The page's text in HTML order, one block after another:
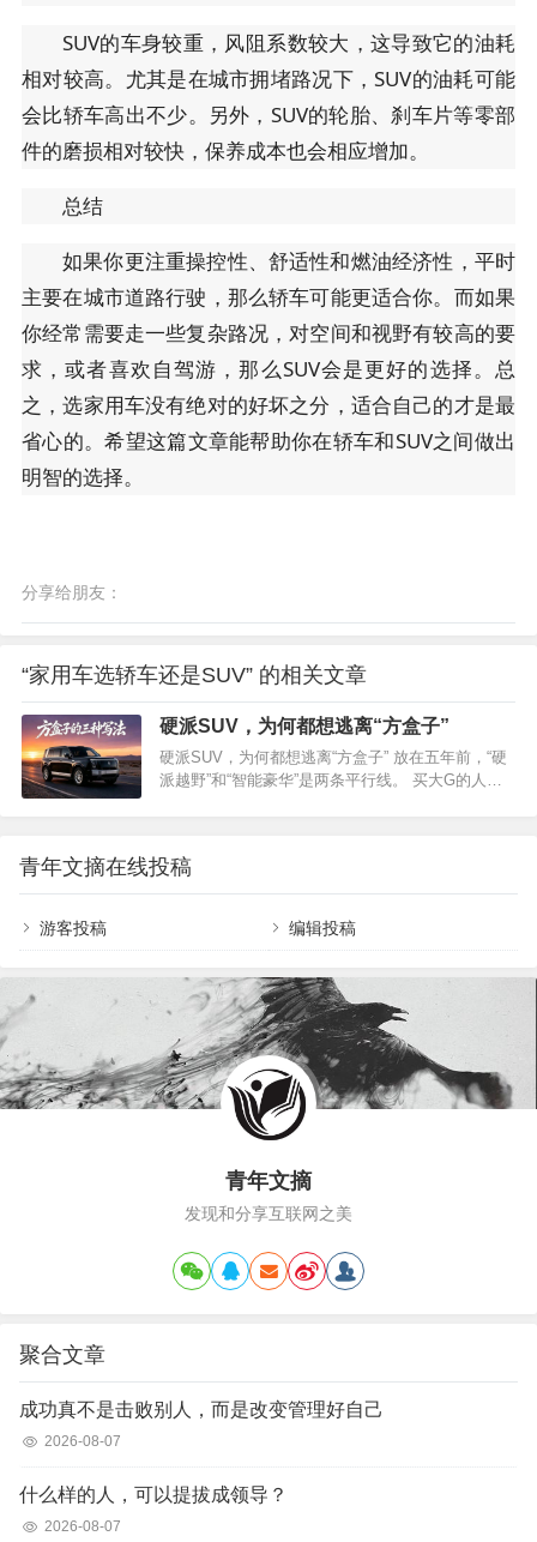
SUV的车身较重，风阻系数较大，这导致它的油耗
相对较高。尤其是在城市拥堵路况下，SUV的油耗可能
会比轿车高出不少。另外，SUV的轮胎、刹车片等零部
件的磨损相对较快，保养成本也会相应增加。
总结
如果你更注重操控性、舒适性和燃油经济性，平时
主要在城市道路行驶，那么轿车可能更适合你。而如果
你经常需要走一些复杂路况，对空间和视野有较高的要
求，或者喜欢自驾游，那么SUV会是更好的选择。总
之，选家用车没有绝对的好坏之分，适合自己的才是最
省心的。希望这篇文章能帮助你在轿车和SUV之间做出
明智的选择。
分享给朋友：
“家用车选轿车还是SUV” 的相关文章
硬派SUV，为何都想逃离“方盒子”
硬派SUV，为何都想逃离“方盒子” 放在五年前，“硬
派越野”和“智能豪华”是两条平行线。 买大G的人不
需，厂家也是井水不犯河水。 但现在不一样了。 硬
派SUV…
青年文摘在线投稿
游客投稿 编辑投稿
青年文摘
发现和分享互联网之美
聚合文章
成功真不是击败别人，而是改变管理好自己
2026-08-07
什么样的人，可以提拔成领导？
2026-08-07